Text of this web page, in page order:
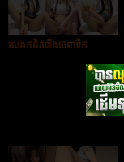
លេងក្ដជ័រឡើងចេញទឹក